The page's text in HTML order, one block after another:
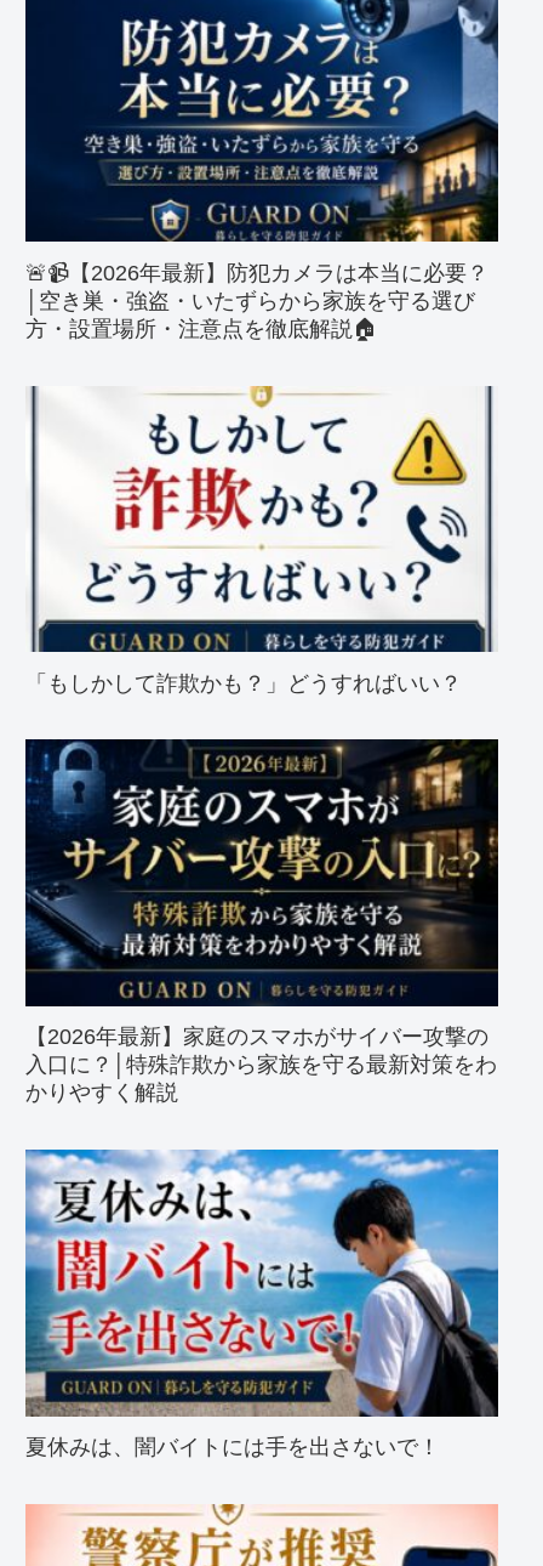
🚨📹【2026年最新】防犯カメラは本当に必要？
│空き巣・強盗・いたずらから家族を守る選び
方・設置場所・注意点を徹底解説🏠
「もしかして詐欺かも？」どうすればいい？
【2026年最新】家庭のスマホがサイバー攻撃の
入口に？│特殊詐欺から家族を守る最新対策をわ
かりやすく解説
夏休みは、闇バイトには手を出さないで！